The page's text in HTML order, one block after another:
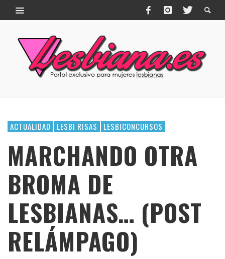
ACTUALIDAD LESBI RISAS LESBICONCURSOS
MARCHANDO OTRA
BROMA DE
LESBIANAS… (POST
RELÁMPAGO)